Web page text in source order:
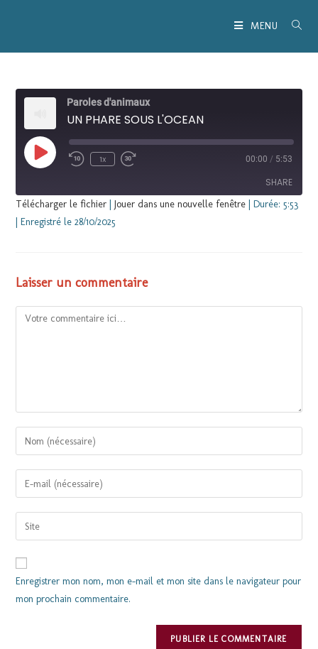
MENU
Paroles d'animaux
UN PHARE SOUS L'OCEAN
1x 00:00 / 5:53
SHARE
SHARE
EMBED
Télécharger le fichier |Jouer dans une nouvelle fenêtre |Durée: 5:53
|Enregistré le 28/10/2025
Laisser un commentaire
Enregistrer mon nom, mon e-mail et mon site dans le navigateur pour
mon prochain commentaire.